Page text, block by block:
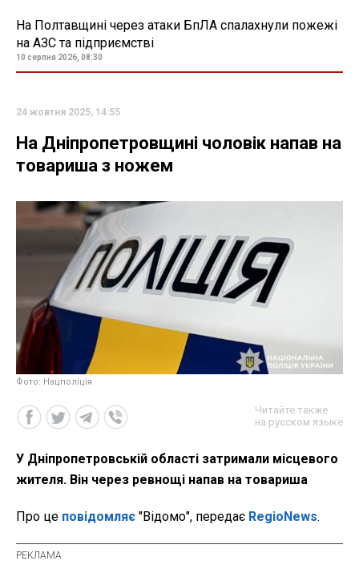
На Полтавщині через атаки БпЛА спалахнули пожежі
на АЗС та підприємстві
10 серпня 2026, 08:30
24 жовтня 2025, 14:55
На Дніпропетровщині чоловік напав на
товариша з ножем
Фото: Нацполіція
Читайте также
на русском языке
У Дніпропетровській області затримали місцевого
жителя. Він через ревнощі напав на товариша
Про це повідомляє "Відомо", передає RegioNews.